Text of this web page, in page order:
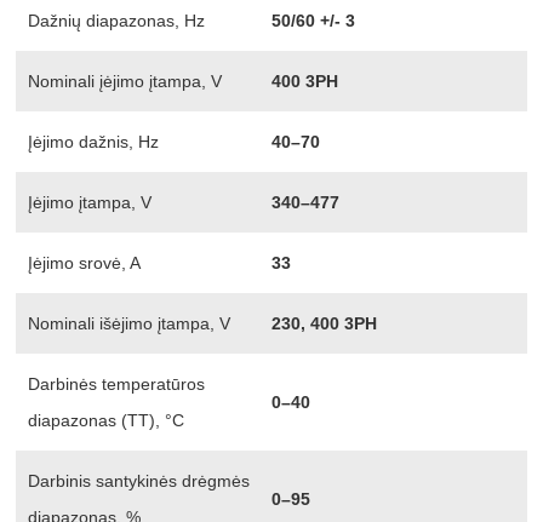
Dažnių diapazonas, Hz 50/60 +/- 3
Nominali įėjimo įtampa, V 400 3PH
Įėjimo dažnis, Hz 40–70
Įėjimo įtampa, V 340–477
Įėjimo srovė, A 33
Nominali išėjimo įtampa, V 230, 400 3PH
Darbinės temperatūros
diapazonas (TT), °C
0–40
Darbinis santykinės drėgmės
diapazonas, %
0–95